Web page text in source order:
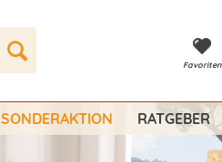
Favoriten
SONDERAKTION RATGEBER